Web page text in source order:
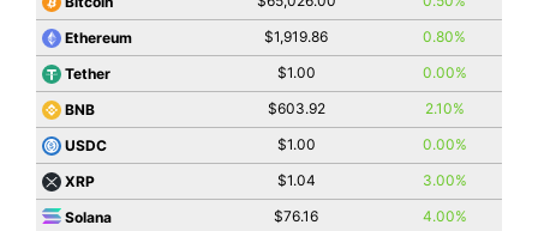
Ethereum $1,919.86 0.80%
Tether $1.00 0.00%
BNB $603.92 2.10%
USDC $1.00 0.00%
XRP $1.04 3.00%
Solana $76.16 4.00%